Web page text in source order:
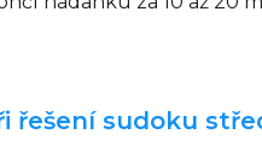
řešení sudoku